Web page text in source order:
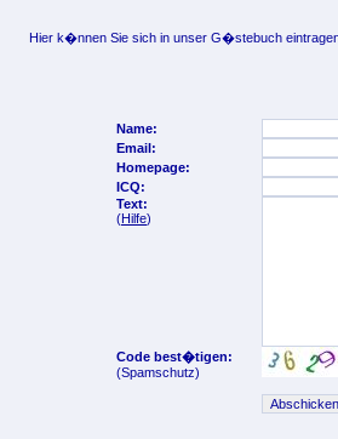
Hier k�nnen Sie sich in unser G�stebuch
Name:
Email:
Homepage:
ICQ:
Text:
(Hilfe)
Code best�tigen:
(Spamschutz)